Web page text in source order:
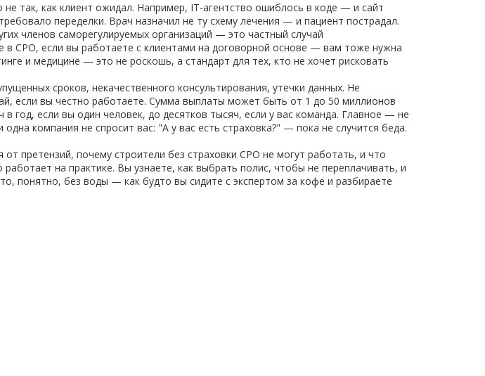
не так, как клиент ожидал. Например, IT-агентство ошиблось в коде — и сайт
переделки. Врач назначил не ту схему лечения — и пациент пострадал.
членов саморегулируемых организаций — это частный случай
СРО, если вы работаете с клиентами на договорной основе — вам тоже нужна
и медицине — это не роскошь, а стандарт для тех, кто не хочет рисковать
сроков, некачественного консультирования, утечки данных. Не
если вы честно работаете. Сумма выплаты может быть от 1 до 50 миллионов
если вы один человек, до десятков тысяч, если у вас команда. Главное — не
компания не спросит вас: "А у вас есть страховка?" — пока не случится беда.
претензий, почему строители без страховки СРО не могут работать, и что
на практике. Вы узнаете, как выбрать полис, чтобы не переплачивать, и
понятно, без воды — как будто вы сидите с экспертом за кофе и разбираете